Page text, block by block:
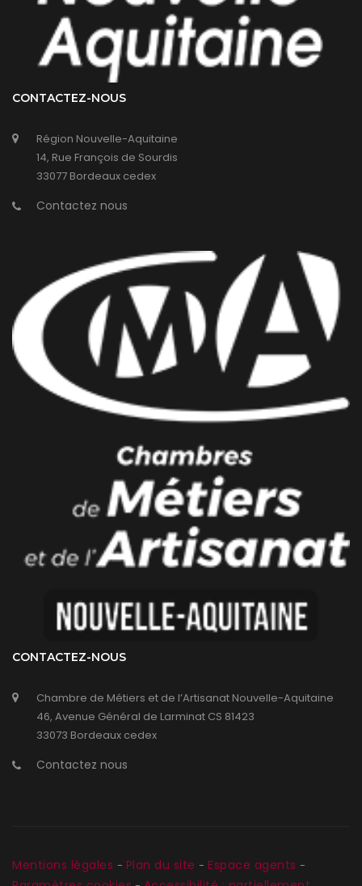
CONTACTEZ-NOUS
Région Nouvelle-Aquitaine
14, Rue François de Sourdis
33077 Bordeaux cedex
Contactez nous
CONTACTEZ-NOUS
Chambre de Métiers et de l’Artisanat Nouvelle-Aquitaine
46, Avenue Général de Larminat CS 81423
33073 Bordeaux cedex
Contactez nous
Mentions légales - Plan du site - Espace agents -